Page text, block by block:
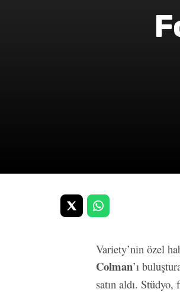
Variety’nin özel
Colman’ı
satın aldı.